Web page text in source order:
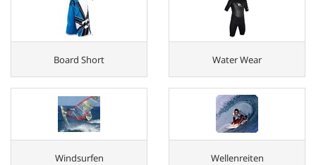
Board Short Water Wear
Windsurfen Wellenreiten